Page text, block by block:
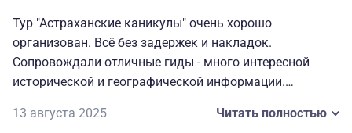
Тур "Астраханские каникулы" очень хорошо
организован. Всё без задержек и накладок.
Сопровождали отличные гиды - много интересной
исторической и географической информации.
лотосы, водяные орехи и купание в Волге, Сарай Бату
13 августа 2025 Читать полностью